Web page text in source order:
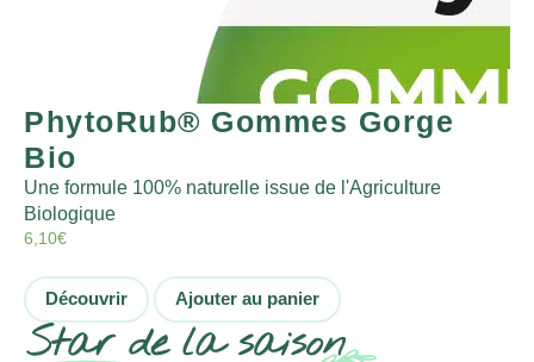
PhytoRub® Gommes Gorge
Bio
Une formule 100% naturelle issue de l'Agriculture
Biologique
6,10€
Découvrir Ajouter au panier